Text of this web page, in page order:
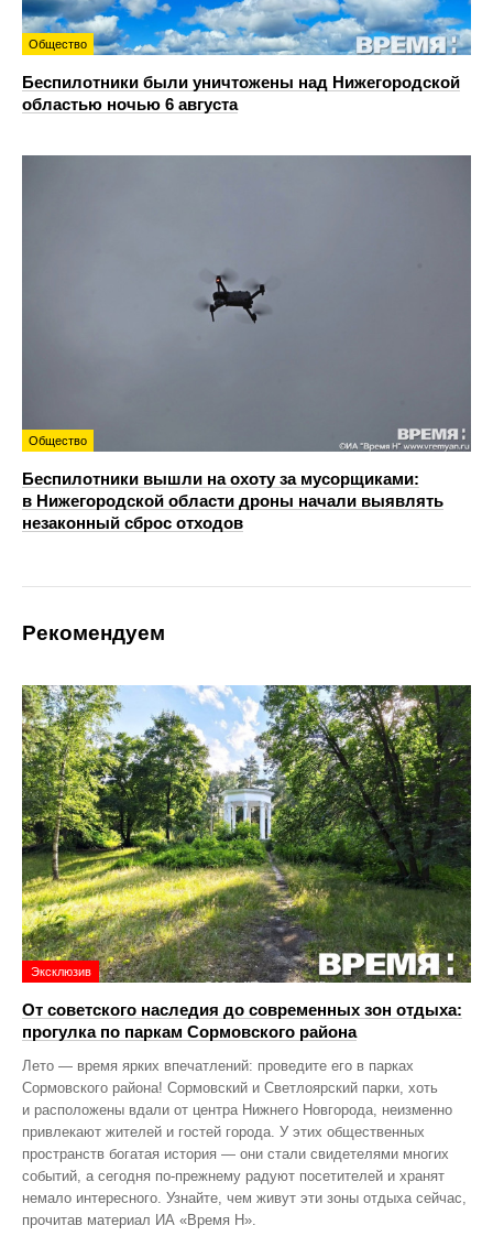
Общество
Беспилотники были уничтожены над Нижегородской
областью ночью 6 августа
Общество
Беспилотники вышли на охоту за мусорщиками:
в Нижегородской области дроны начали выявлять
незаконный сброс отходов
Рекомендуем
Эксклюзив
От советского наследия до современных зон отдыха:
прогулка по паркам Сормовского района
Лето — время ярких впечатлений: проведите его в парках
Сормовского района! Сормовский и Светлоярский парки, хоть
и расположены вдали от центра Нижнего Новгорода, неизменно
привлекают жителей и гостей города. У этих общественных
пространств богатая история — они стали свидетелями многих
событий, а сегодня по‑прежнему радуют посетителей и хранят
немало интересного. Узнайте, чем живут эти зоны отдыха сейчас,
прочитав материал ИА «Время Н».